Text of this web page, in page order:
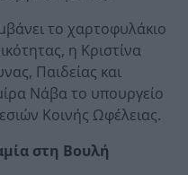
το χαρτοφυλάκιο
η Κριστίνα
Παιδείας και
Νάβα το υπουργείο
Κοινής Ωφέλειας.
στη Βουλή